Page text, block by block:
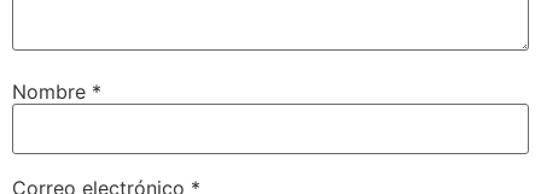
Nombre *
Correo electrónico *